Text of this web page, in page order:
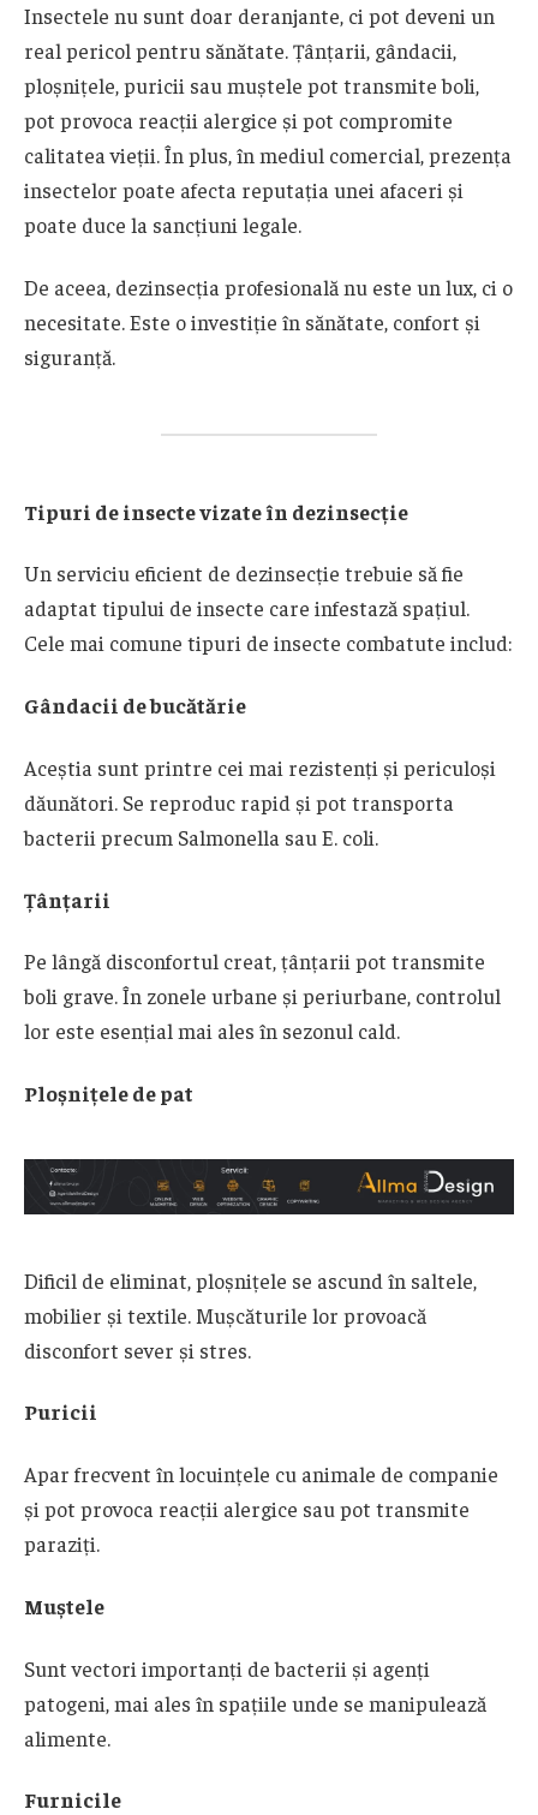
Insectele nu sunt doar deranjante, ci pot deveni un
real pericol pentru sănătate. Țânțarii, gândacii,
ploșnițele, puricii sau muștele pot transmite boli,
pot provoca reacții alergice și pot compromite
calitatea vieții. În plus, în mediul comercial, prezența
insectelor poate afecta reputația unei afaceri și
poate duce la sancțiuni legale.
De aceea, dezinsecția profesională nu este un lux, ci o
necesitate. Este o investiție în sănătate, confort și
siguranță.
Tipuri de insecte vizate în dezinsecție
Un serviciu eficient de dezinsecție trebuie să fie
adaptat tipului de insecte care infestază spațiul.
Cele mai comune tipuri de insecte combatute includ:
Gândacii de bucătărie
Aceștia sunt printre cei mai rezistenți și periculoși
dăunători. Se reproduc rapid și pot transporta
bacterii precum Salmonella sau E. coli.
Țânțarii
Pe lângă disconfortul creat, țânțarii pot transmite
boli grave. În zonele urbane și periurbane, controlul
lor este esențial mai ales în sezonul cald.
Ploșnițele de pat
Dificil de eliminat, ploșnițele se ascund în saltele,
mobilier și textile. Mușcăturile lor provoacă
disconfort sever și stres.
Puricii
Apar frecvent în locuințele cu animale de companie
și pot provoca reacții alergice sau pot transmite
paraziți.
Muștele
Sunt vectori importanți de bacterii și agenți
patogeni, mai ales în spațiile unde se manipulează
alimente.
Furnicile